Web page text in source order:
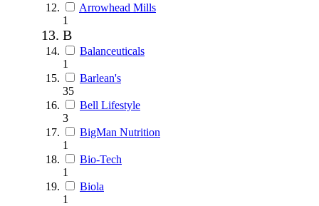
Arrowhead Mills
1
B
Balanceuticals
1
Barlean's
35
Bell Lifestyle
3
BigMan Nutrition
1
Bio-Tech
1
Biola
1